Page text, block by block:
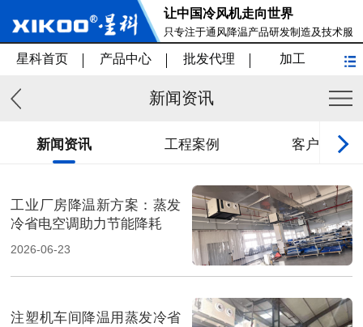
让中国冷风机走向世界
只专注于通风降温产品研发制造及技术服
务
星科首页 产品中心 批发代理 加工
新闻资讯
新闻资讯 工程案例 客户见证
工业厂房降温新方案：蒸发
冷省电空调助力节能降耗
2026-06-23
注塑机车间降温用蒸发冷省